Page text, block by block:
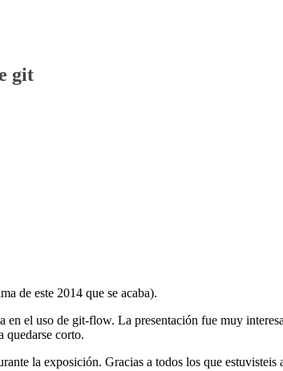
git
de este 2014 que se acaba).
en el uso de git-flow. La presentación fue muy
quedarse corto.
la exposición. Gracias a todos los que